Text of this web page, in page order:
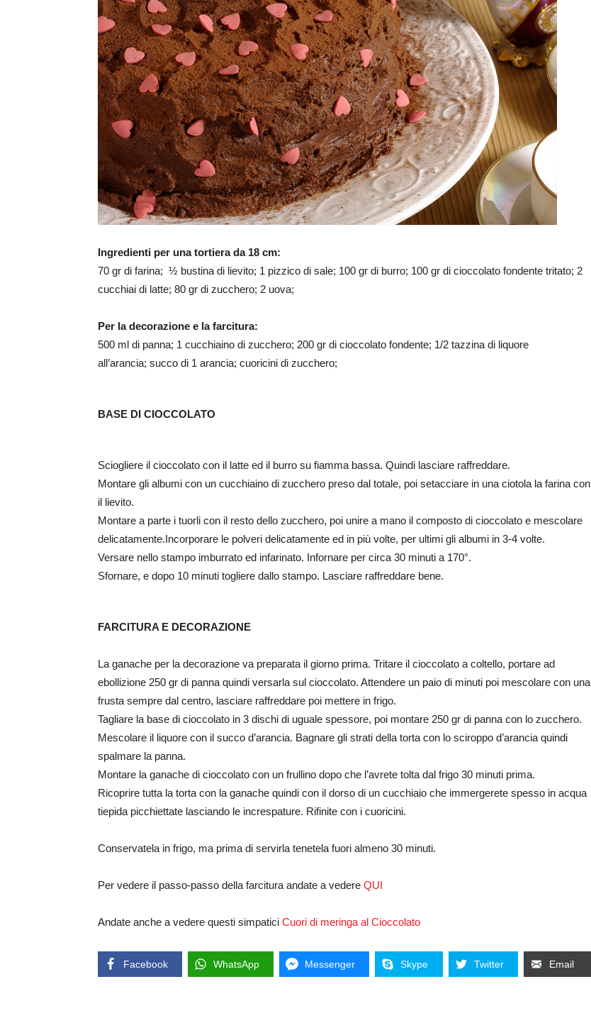
Ingredienti per una tortiera da 18 cm:
70 gr di farina; ½ bustina di lievito; 1 pizzico di sale; 100 gr di burro; 100 gr di cioccolato fondente tritato; 2
cucchiai di latte; 80 gr di zucchero; 2 uova;
Per la decorazione e la farcitura:
500 ml di panna; 1 cucchiaino di zucchero; 200 gr di cioccolato fondente; 1/2 tazzina di liquore
all’arancia; succo di 1 arancia; cuoricini di zucchero;
BASE DI CIOCCOLATO
Sciogliere il cioccolato con il latte ed il burro su fiamma bassa. Quindi lasciare raffreddare.
Montare gli albumi con un cucchiaino di zucchero preso dal totale, poi setacciare in una ciotola la farina con
il lievito.
Montare a parte i tuorli con il resto dello zucchero, poi unire a mano il composto di cioccolato e mescolare
delicatamente.Incorporare le polveri delicatamente ed in più volte, per ultimi gli albumi in 3-4 volte.
Versare nello stampo imburrato ed infarinato. Infornare per circa 30 minuti a 170°.
Sfornare, e dopo 10 minuti togliere dallo stampo. Lasciare raffreddare bene.
FARCITURA E DECORAZIONE
La ganache per la decorazione va preparata il giorno prima. Tritare il cioccolato a coltello, portare ad
ebollizione 250 gr di panna quindi versarla sul cioccolato. Attendere un paio di minuti poi mescolare con una
frusta sempre dal centro, lasciare raffreddare poi mettere in frigo.
Tagliare la base di cioccolato in 3 dischi di uguale spessore, poi montare 250 gr di panna con lo zucchero.
Mescolare il liquore con il succo d’arancia. Bagnare gli strati della torta con lo sciroppo d’arancia quindi
spalmare la panna.
Montare la ganache di cioccolato con un frullino dopo che l’avrete tolta dal frigo 30 minuti prima.
Ricoprire tutta la torta con la ganache quindi con il dorso di un cucchiaio che immergerete spesso in acqua
tiepida picchiettate lasciando le increspature. Rifinite con i cuoricini.
Conservatela in frigo, ma prima di servirla tenetela fuori almeno 30 minuti.
Per vedere il passo-passo della farcitura andate a vedere QUI
Andate anche a vedere questi simpatici Cuori di meringa al Cioccolato
Facebook WhatsApp Messenger Skype Twitter Email